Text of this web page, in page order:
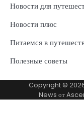
Новости для
Новости плюс
Питаемся в
Полезные советы
Copyright ©
News от